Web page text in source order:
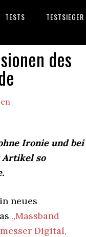
TESTS TESTSIEGER
des
Ironie und bei
Artikel so
neues
„Massband
Digital,